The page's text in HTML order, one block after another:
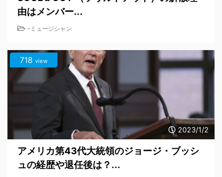
由はメンバー...
- ミュージシャン
2023/1/2
718 view
アメリカ第43代大統領のジョージ・ブッシ
ュの経歴や退任後は？...